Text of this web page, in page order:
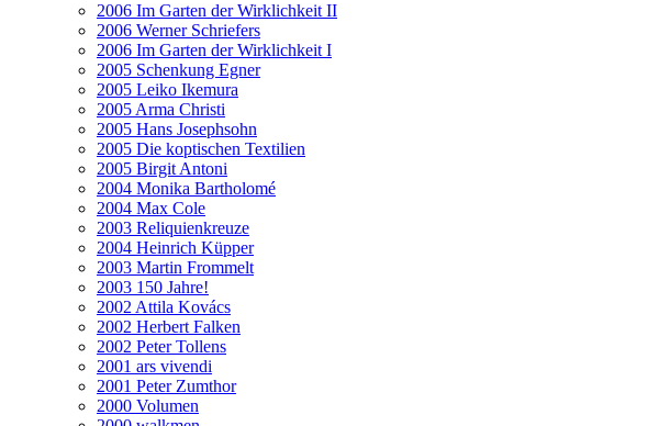
2006 Im Garten der Wirklichkeit II
2006 Werner Schriefers
2006 Im Garten der Wirklichkeit I
2005 Schenkung Egner
2005 Leiko Ikemura
2005 Arma Christi
2005 Hans Josephsohn
2005 Die koptischen Textilien
2005 Birgit Antoni
2004 Monika Bartholomé
2004 Max Cole
2003 Reliquienkreuze
2004 Heinrich Küpper
2003 Martin Frommelt
2003 150 Jahre!
2002 Attila Kovács
2002 Herbert Falken
2002 Peter Tollens
2001 ars vivendi
2001 Peter Zumthor
2000 Volumen